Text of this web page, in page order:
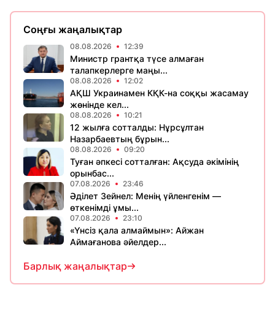
Соңғы жаңалықтар
08.08.2026 12:39
Министр грантқа түсе алмаған
талапкерлерге маңы...
08.08.2026 12:02
АҚШ Украинамен КҚК-на соққы жасамау
жөнінде кел...
08.08.2026 10:21
12 жылға сотталды: Нұрсұлтан
Назарбаевтың бұрын...
08.08.2026 09:20
Туған әпкесі сотталған: Ақсуда әкімінің
орынбас...
07.08.2026 23:46
Әділет Зейнел: Менің үйленгенім —
өткенімді ұмы...
07.08.2026 23:10
«Үнсіз қала алмаймын»: Айжан
Аймағанова әйелдер...
Барлық жаңалықтар